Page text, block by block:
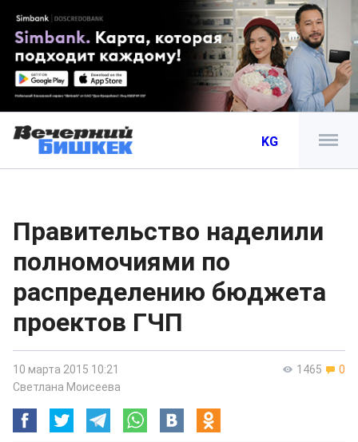
KG
Правительство наделили
полномочиями по
распределению бюджета
проектов ГЧП
1465 0
10 марта 2015 10:21
Светлана Моисеева